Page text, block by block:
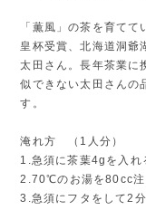
「薫風」の茶を育て
皇杯受賞、北海道洞爺
太田さん。長年茶業に
似できない太田さんの
す。
淹れ方 （1人分）
1.急須に茶葉4gを入れ
2.70℃のお湯を80cc注
3.急須にフタをして2